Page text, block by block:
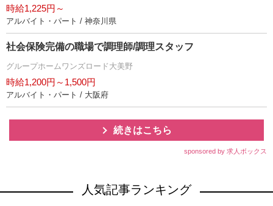
時給1,225円～
アルバイト・パート / 神奈川県
社会保険完備の職場で調理師/調理スタッフ
グループホームワンズロード大美野
時給1,200円～1,500円
アルバイト・パート / 大阪府
続きはこちら
sponsored by 求人ボックス
人気記事ランキング